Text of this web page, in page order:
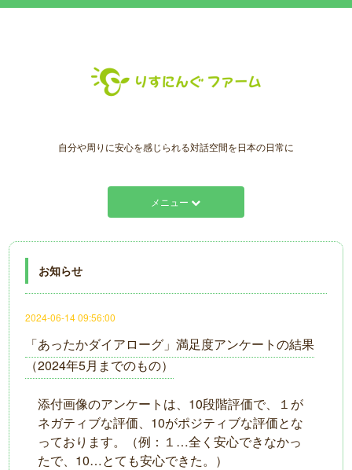
自分や周りに安心を感じられる対話空間を日本の日常に
メニュー
お知らせ
2024-06-14 09:56:00
「あったかダイアローグ」満足度アンケートの結果
（2024年5月までのもの）
添付画像のアンケートは、10段階評価で、１が
ネガティブな評価、10がポジティブな評価とな
っております。（例：１…全く安心できなかっ
たで、10…とても安心できた。）